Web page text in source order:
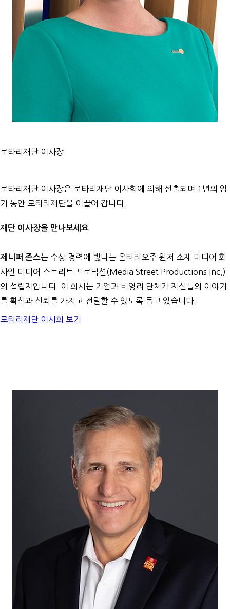
로타리재단 이사장
로타리재단 이사장은 로타리재단 이사회에 의해 선출되며 1년의 임
기 동안 로타리재단을 이끌어 갑니다.
재단 이사장을 만나보세요
제니퍼 존스는 수상 경력에 빛나는 온타리오주 윈저 소재 미디어 회
사인 미디어 스트리트 프로덕션(Media Street Productions Inc.)
의 설립자입니다. 이 회사는 기업과 비영리 단체가 자신들의 이야기
를 확신과 신뢰를 가지고 전달할 수 있도록 돕고 있습니다.
로타리재단 이사회 보기